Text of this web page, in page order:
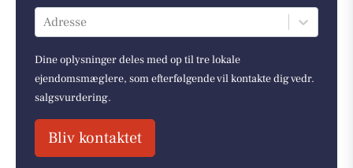
Adresse
Dine oplysninger deles med op til tre lokale
ejendomsmæglere, som efterfølgende vil kontakte dig vedr.
salgsvurdering.
Bliv kontaktet